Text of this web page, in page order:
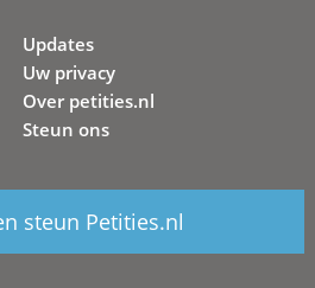
Updates
Uw privacy
Over petities.nl
Steun ons
steun Petities.nl